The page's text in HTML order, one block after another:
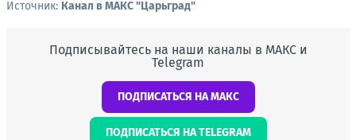
Источник: Канал в МАКС "Царьград"
Подписывайтесь на наши каналы в МАКС и
Telegram
ПОДПИСАТЬСЯ НА МАКС
ПОДПИСАТЬСЯ НА TELEGRAM